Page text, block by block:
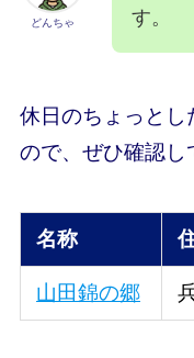
どんちゃ
す。
休日のちょっとし
ので、ぜひ確認し
名称
山田錦の郷